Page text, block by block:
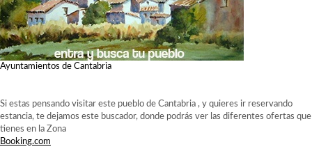
Ayuntamientos de Cantabria
Si estas pensando visitar este pueblo de Cantabria , y quieres ir reservando
estancia, te dejamos este buscador, donde podrás ver las diferentes ofertas que
tienes en la Zona
Booking.com